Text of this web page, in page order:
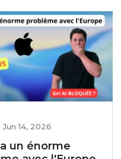
Jun 14, 2026
un énorme